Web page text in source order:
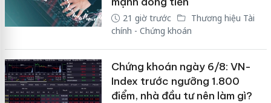
21 giờ trước
Thương hiệu Tài
chính - Chứng khoán
Chứng khoán ngày 6/8: VN-
Index trước ngưỡng 1.800
điểm, nhà đầu tư nên làm gì?